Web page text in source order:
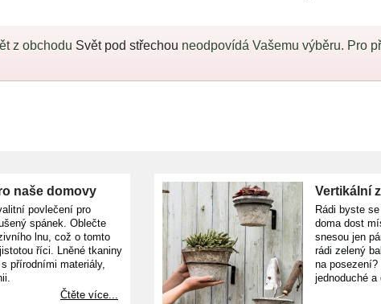
z obchodu Svět pod střechou neodpovídá Vašemu výběru. Pro
naše domovy
povlečení pro
spánek. Oblečte
lnu, což o tomto
říci. Lněné tkaniny
přírodními materiály,
Čtěte více...
Vertikální
Rádi byste
doma dost
snesou jen
rádi zelený
na
jednoduché a